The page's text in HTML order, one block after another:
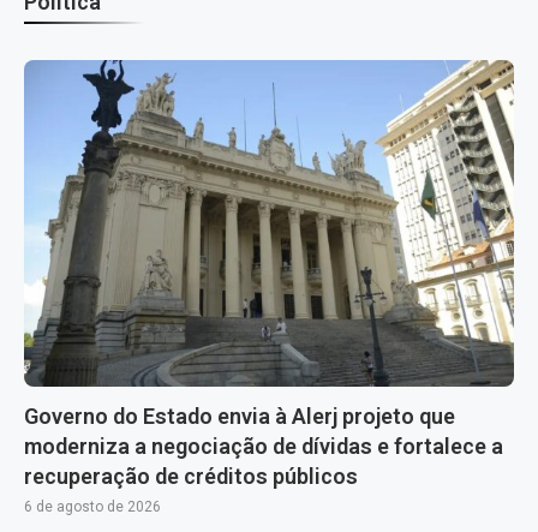
Governo do Estado envia à Alerj projeto que
moderniza a negociação de dívidas e fortalece a
recuperação de créditos públicos
6 de agosto de 2026